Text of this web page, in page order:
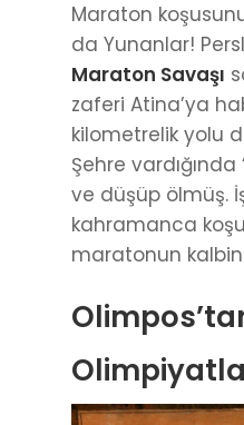
Maraton
da Yunanlar!
Maraton Savaşı
zaferi Atina’ya
kilometrelik yolu
Şehre vardığında
ve düşüp ölmüş.
kahramanca
maratonun